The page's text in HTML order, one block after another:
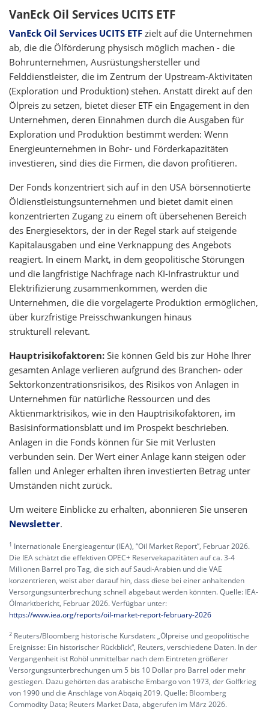
VanEck Oil Services UCITS ETF
VanEck Oil Services UCITS ETF zielt auf die Unternehmen
ab, die die Ölförderung physisch möglich machen - die
Bohrunternehmen, Ausrüstungshersteller und
Felddienstleister, die im Zentrum der Upstream-Aktivitäten
(Exploration und Produktion) stehen. Anstatt direkt auf den
Ölpreis zu setzen, bietet dieser ETF ein Engagement in den
Unternehmen, deren Einnahmen durch die Ausgaben für
Exploration und Produktion bestimmt werden: Wenn
Energieunternehmen in Bohr- und Förderkapazitäten
investieren, sind dies die Firmen, die davon profitieren.
Der Fonds konzentriert sich auf in den USA börsennotierte
Öldienstleistungsunternehmen und bietet damit einen
konzentrierten Zugang zu einem oft übersehenen Bereich
des Energiesektors, der in der Regel stark auf steigende
Kapitalausgaben und eine Verknappung des Angebots
reagiert. In einem Markt, in dem geopolitische Störungen
und die langfristige Nachfrage nach KI-Infrastruktur und
Elektrifizierung zusammenkommen, werden die
Unternehmen, die die vorgelagerte Produktion ermöglichen,
über kurzfristige Preisschwankungen hinaus
strukturell relevant.
Hauptrisikofaktoren: Sie können Geld bis zur Höhe Ihrer
gesamten Anlage verlieren aufgrund des Branchen- oder
Sektorkonzentrationsrisikos, des Risikos von Anlagen in
Unternehmen für natürliche Ressourcen und des
Aktienmarktrisikos, wie in den Hauptrisikofaktoren, im
Basisinformationsblatt und im Prospekt beschrieben.
Anlagen in die Fonds können für Sie mit Verlusten
verbunden sein. Der Wert einer Anlage kann steigen oder
fallen und Anleger erhalten ihren investierten Betrag unter
Umständen nicht zurück.
Um weitere Einblicke zu erhalten, abonnieren Sie unseren
Newsletter.
1 Internationale Energieagentur (IEA), “Oil Market Report”, Februar 2026.
Die IEA schätzt die effektiven OPEC+ Reservekapazitäten auf ca. 3-4
Millionen Barrel pro Tag, die sich auf Saudi-Arabien und die VAE
konzentrieren, weist aber darauf hin, dass diese bei einer anhaltenden
Versorgungsunterbrechung schnell abgebaut werden könnten. Quelle: IEA-
Ölmarktbericht, Februar 2026. Verfügbar unter:
https://www.iea.org/reports/oil-market-report-february-2026
2 Reuters/Bloomberg historische Kursdaten: „Ölpreise und geopolitische
Ereignisse: Ein historischer Rückblick“, Reuters, verschiedene Daten. In der
Vergangenheit ist Rohöl unmittelbar nach dem Eintreten größerer
Versorgungsunterbrechungen um 5 bis 10 Dollar pro Barrel oder mehr
gestiegen. Dazu gehörten das arabische Embargo von 1973, der Golfkrieg
von 1990 und die Anschläge von Abqaiq 2019. Quelle: Bloomberg
Commodity Data; Reuters Market Data, abgerufen im März 2026.